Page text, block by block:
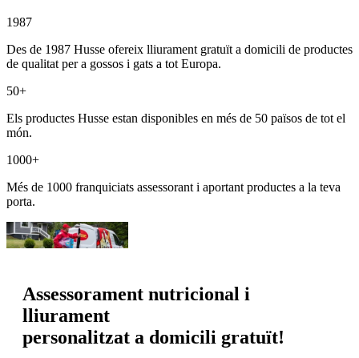
1987
Des de 1987 Husse ofereix lliurament gratuït a domicili de productes
de qualitat per a gossos i gats a tot Europa.
50+
Els productes Husse estan disponibles en més de 50 països de tot el
món.
1000+
Més de 1000 franquiciats assessorant i aportant productes a la teva
porta.
Assessorament nutricional i
lliurament
personalitzat a domicili gratuït!